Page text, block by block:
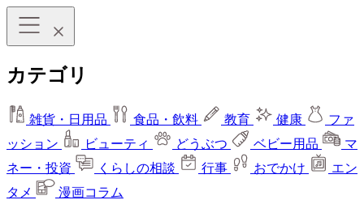
カテゴリ
雑貨・日用品 食品・飲料 教育 健康
ファ
ッション
ビューティ どうぶつ ベビー用品
マ
ネー・投資
くらしの相談 行事 おでかけ
エン
タメ
漫画コラム